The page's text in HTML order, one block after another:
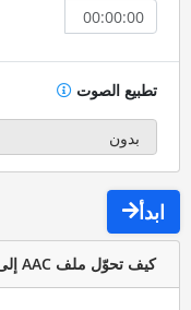
تطبيع الصوت
ابدأ
كيف تحوّل ملف AAC إلى ملف OPUS؟